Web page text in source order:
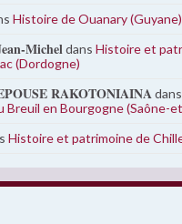
Histoire de Ouanary (Guyane)
Micheldans Histoire et
(Dordogne)
RAKOTONIAINAdans
Breuil en Bourgogne (Saône-
Histoire et patrimoine de